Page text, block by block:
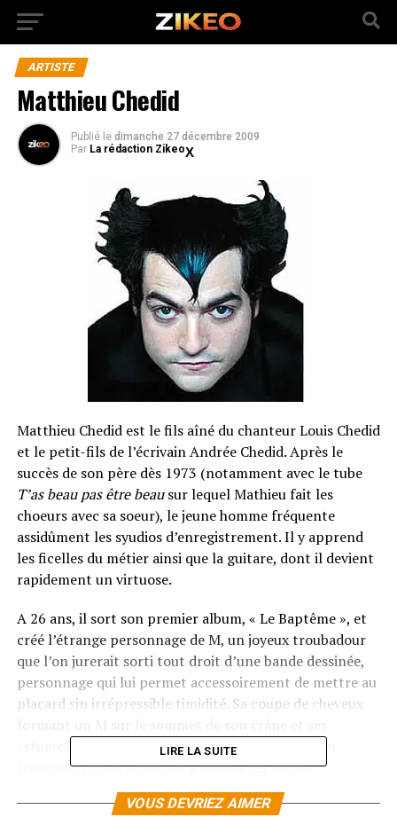
ARTISTE
Matthieu Chedid
Publié le dimanche 27 décembre 2009
Par La rédaction Zikeo
Matthieu Chedid est le fils aîné du chanteur Louis Chedid
et le petit-fils de l’écrivain Andrée Chedid. Après le
succès de son père dès 1973 (notamment avec le tube
T’as beau pas être beausur lequel Mathieu fait les
choeurs avec sa soeur), le jeune homme fréquente
assidûment les syudios d’enregistrement. Il y apprend
les ficelles du métier ainsi que la guitare, dont il devient
rapidement un virtuose.
A 26 ans, il sort son premier album, « Le Baptême », et
créé l’étrange personnage de M, un joyeux troubadour
que l’on jurerait sorti tout droit d’une bande dessinée,
personnage qui lui permet accessoirement de mettre au
placard sin irrépressible timidité. Sa coupe de cheveux
cstumes farfelus font de lui un ovni de la chanson
française, qui ne tarde pas à séduire les foules.
Puis le jeune artiste s’attaque à la scène, où on le
LIRE LA SUITE
VOUS DEVRIEZ AIMER